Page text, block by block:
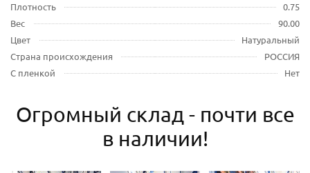
Плотность
0.75
Вес
90.00
Цвет
Натуральный
Страна происхождения
РОССИЯ
С пленкой
Нет
Огромный склад - почти все
в наличии!